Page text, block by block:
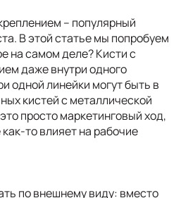
– популярный
В этой статье мы попробуем
на самом деле? Кисти с
даже внутри одного
одной линейки могут быть в
кистей с металлической
просто маркетинговый ход,
то влияет на рабочие
по внешнему виду: вместо